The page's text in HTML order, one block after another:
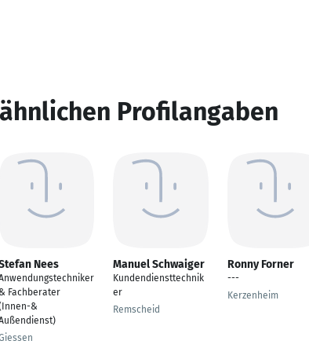
Profilangaben
Nees
& Fachberater
&
Manuel Schwaiger
Kundendiensttechnik
er
Remscheid
Ronny Forner
---
Kerzenheim